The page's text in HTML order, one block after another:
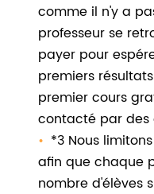
comme il n'y a
professeur se
payer pour
premiers
premier cours
contacté par des
*3 Nous
afin que chaque
nombre d'élèves